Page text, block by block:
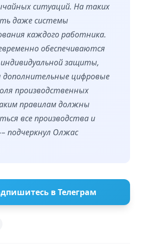
ситуаций. На таких
даже системы
каждого работника.
обеспечиваются
защиты,
цифровые
производственных
правилам должны
все производства и
подчеркнул Олжас
в Телеграм